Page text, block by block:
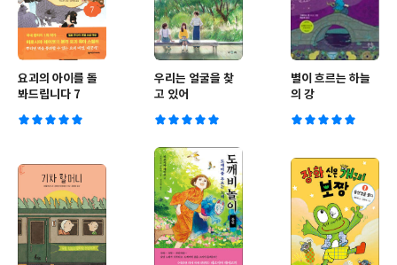
요괴의 아이를 돌
봐드립니다 7
우리는 얼굴을 찾
고 있어
별이 흐르는 하늘
의 강